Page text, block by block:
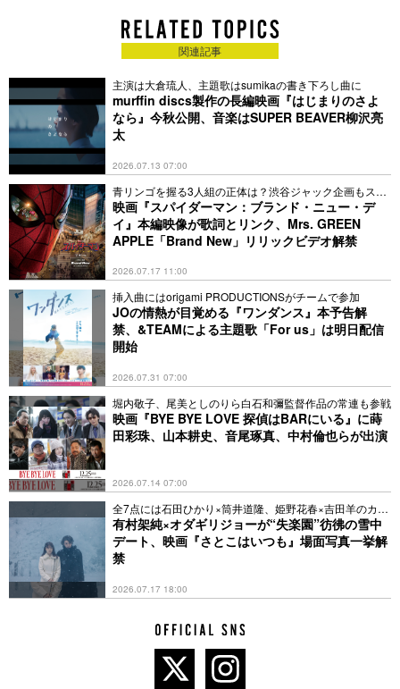
関連記事
主演は大倉琉人、主題歌はsumikaの書き下ろし曲に
murffin discs製作の長編映画『はじまりのさよ
なら』今秋公開、音楽はSUPER BEAVER柳沢亮
太
2026.07.13 07:00
青リンゴを握る3人組の正体は？渋谷ジャック企画もスタ
ート
映画『スパイダーマン：ブランド・ニュー・デ
イ』本編映像が歌詞とリンク、Mrs. GREEN
APPLE「Brand New」リリックビデオ解禁
2026.07.17 11:00
挿入曲にはorigami PRODUCTIONSがチームで参加
JOの情熱が目覚める『ワンダンス』本予告解
禁、&TEAMによる主題歌「For us」は明日配信
開始
2026.07.31 07:00
堀内敬子、尾美としのりら白石和彌監督作品の常連も参戦
映画『BYE BYE LOVE 探偵はBARにいる』に蒔
田彩珠、山本耕史、音尾琢真、中村倫也らが出演
2026.07.14 07:00
全7点には石田ひかり×筒井道隆、姫野花春×吉田羊のカッ
トも
有村架純×オダギリジョーが“失楽園”彷彿の雪中
デート、映画『さとこはいつも』場面写真一挙解
禁
2026.07.17 18:00